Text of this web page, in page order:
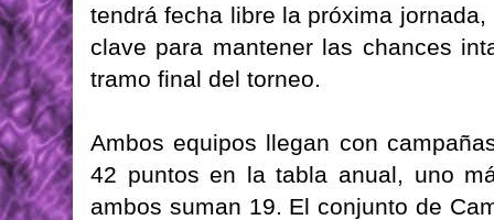
tendrá fecha libre la próxima
clave para mantener las chances
tramo final del torneo.
Ambos equipos llegan con
42 puntos en la tabla anual, uno
ambos suman 19. El conjunto de